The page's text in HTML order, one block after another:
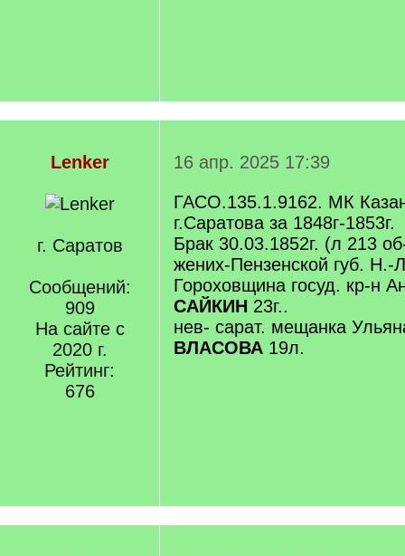
Lenker
г. Саратов
Сообщений:
909
На сайте с
2020 г.
Рейтинг:
676
16 апр. 2025 17:39
ГАСО.135.1.9162. МК
г.Саратова за 1848г-1853г.
Брак 30.03.1852г. (л 213
жених-Пензенской губ. Н.-
Гороховщина госуд. кр-н
САЙКИН 23г..
нев- сарат. мещанка
ВЛАСОВА 19л.